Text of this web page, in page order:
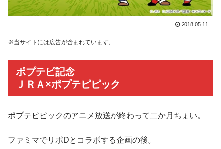
2018.05.11
※当サイトには広告が含まれています。
ポプテピ記念
ＪＲＡ×ポプテピピック
ポプテピピックのアニメ放送が終わって二か月ちょい。
ファミマでリポDとコラボする企画の後。